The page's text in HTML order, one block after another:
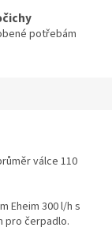
potřebám
válce 110
Eheim 300 l/h s
pro čerpadlo.